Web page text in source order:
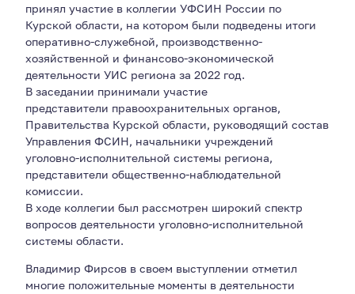
принял участие в коллегии УФСИН России по
Курской области, на котором были подведены итоги
оперативно-служебной, производственно-
хозяйственной и финансово-экономической
деятельности УИС региона за 2022 год.
В заседании принимали участие
представители правоохранительных органов,
Правительства Курской области, руководящий состав
Управления ФСИН, начальники учреждений
уголовно-исполнительной системы региона,
представители общественно-наблюдательной
комиссии.
В ходе коллегии был рассмотрен широкий спектр
вопросов деятельности уголовно-исполнительной
системы области.
Владимир Фирсов в своем выступлении отметил
многие положительные моменты в деятельности